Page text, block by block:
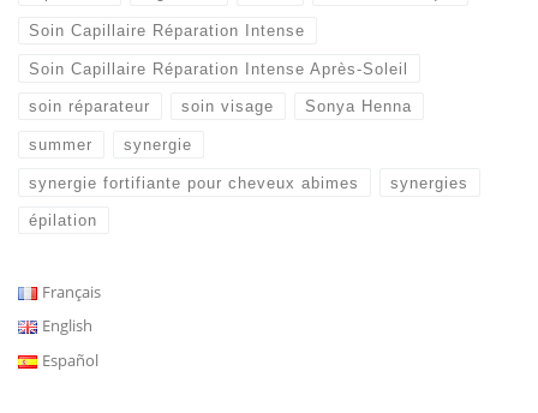
Soin Capillaire Réparation Intense
Soin Capillaire Réparation Intense Après-Soleil
soin réparateur soin visage Sonya Henna
summer synergie
synergie fortifiante pour cheveux abimes synergies
épilation
Français
English
Español